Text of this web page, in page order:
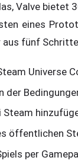
Valve bietet
eines
aus fünf
Universe
der
Steam
öffentlichen
per